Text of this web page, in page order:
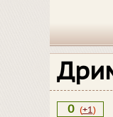
0 (+1)